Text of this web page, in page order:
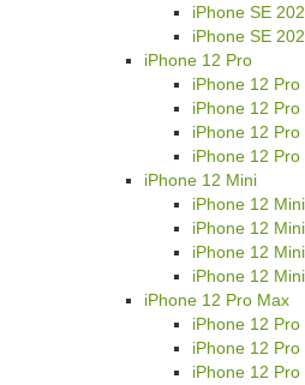
iPhone SE
iPhone SE
iPhone 12 Pro
iPhone 12
iPhone 12 Pro
iPhone 12
iPhone 12
iPhone 12 Mini
iPhone 12
iPhone 12
iPhone 12
iPhone 12
iPhone 12 Pro Max
iPhone 12
iPhone 12 Pro
iPhone 12